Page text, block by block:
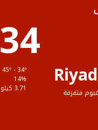
غيوم متفرقة
34
14%
3.71 كيلومتر/ساعة